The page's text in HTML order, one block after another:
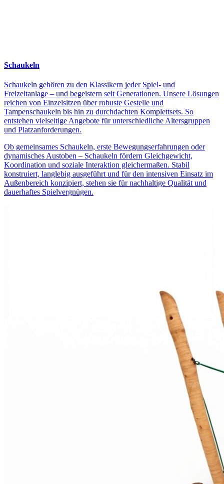
Schaukeln
Schaukeln gehören zu den Klassikern jeder Spiel- und
Freizeitanlage – und begeistern seit Generationen. Unsere Lösungen
reichen von Einzelsitzen über robuste Gestelle und
Tampenschaukeln bis hin zu durchdachten Komplettsets. So
entstehen vielseitige Angebote für unterschiedliche Altersgruppen
und Platzanforderungen.
Ob gemeinsames Schaukeln, erste Bewegungserfahrungen oder
dynamisches Austoben – Schaukeln fördern Gleichgewicht,
Koordination und soziale Interaktion gleichermaßen. Stabil
konstruiert, langlebig ausgeführt und für den intensiven Einsatz im
Außenbereich konzipiert, stehen sie für nachhaltige Qualität und
dauerhaftes Spielvergnügen.